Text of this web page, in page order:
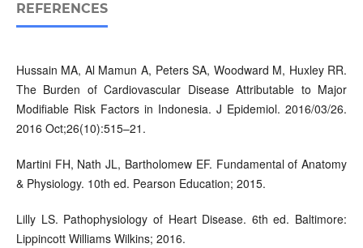
REFERENCES
Hussain MA, Al Mamun A, Peters SA, Woodward M, Huxley RR.
The Burden of Cardiovascular Disease Attributable to Major
Modifiable Risk Factors in Indonesia. J Epidemiol. 2016/03/26.
2016 Oct;26(10):515–21.
Martini FH, Nath JL, Bartholomew EF. Fundamental of Anatomy
& Physiology. 10th ed. Pearson Education; 2015.
Lilly LS. Pathophysiology of Heart Disease. 6th ed. Baltimore:
Lippincott Williams Wilkins; 2016.